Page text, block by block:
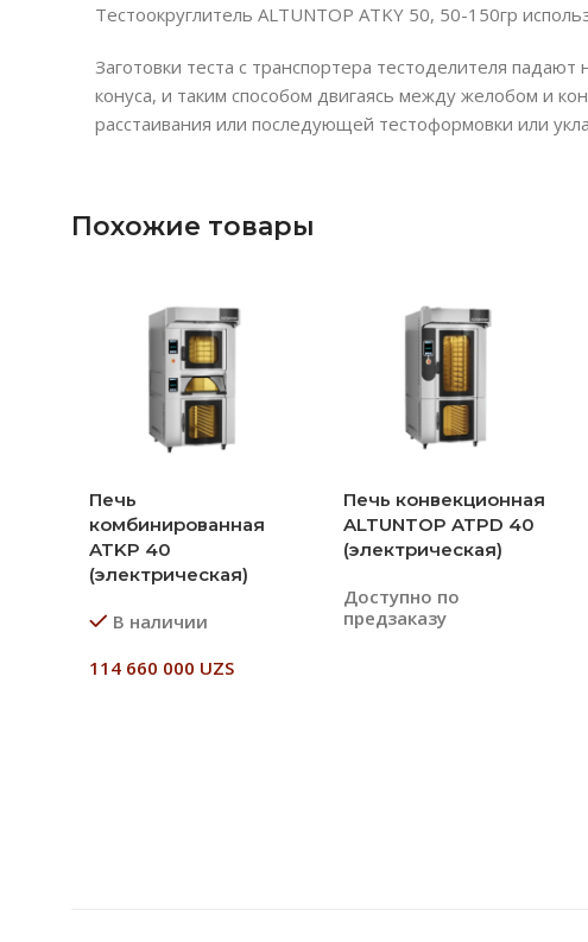
Тестоокруглитель ALTUNTOP ATKY 50, 50-150гр
Заготовки теста с транспортера тестоделителя
конуса, и таким способом двигаясь между желобом и
расстаивания или последующей тестоформовки или
Похожие товары
Печь
комбинированная
ATKP 40
(электрическая)
В наличии
114 660 000 UZS
Печь конвекционная
ALTUNTOP ATPD 40
(электрическая)
Доступно по
предзаказу